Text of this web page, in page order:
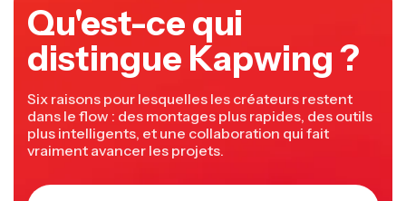
Qu'est-ce qui
distingue Kapwing ?
Six raisons pour lesquelles les créateurs restent
dans le flow : des montages plus rapides, des outils
plus intelligents, et une collaboration qui fait
vraiment avancer les projets.